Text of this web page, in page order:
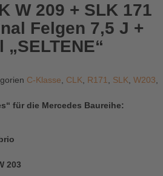
W 209 + SLK 171
Felgen 7,5 J +
C-Klasse CLK R171 SLK W203
für die Mercedes Baureihe:
203